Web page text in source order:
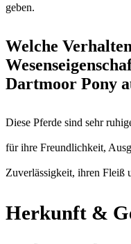
geben.
Welche
Dartmoor Pony
Diese Pferde sind sehr
für ihre Freundlichkeit,
Zuverlässigkeit, ihren Fleiß
Herkunft &